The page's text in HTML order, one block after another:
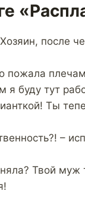
после
буду тут
Ты
–
Твой муж